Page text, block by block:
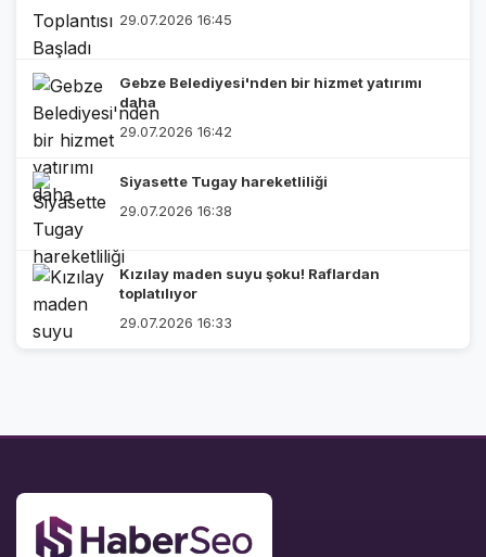
29.07.2026 16:45
Gebze Belediyesi'nden bir hizmet yatırımı
daha
29.07.2026 16:42
Siyasette Tugay hareketliliği
29.07.2026 16:38
Kızılay maden suyu şoku! Raflardan
toplatılıyor
29.07.2026 16:33